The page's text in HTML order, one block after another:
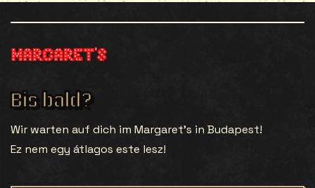
Bis bald?
Wir warten auf dich im Margaret’s in Budapest!
Ez nem egy átlagos este lesz!